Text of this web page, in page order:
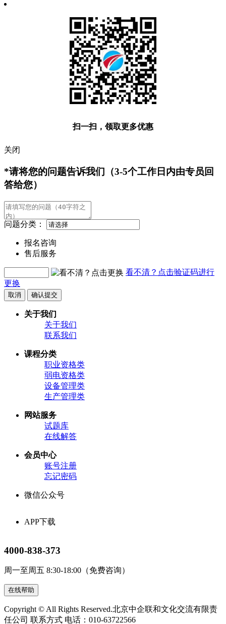
扫一扫，领取更多优惠
关闭
*请将您的问题告诉我们（3-5个工作日内由专员回
答给您）
问题分类：
报名咨询
售后服务
看不清？点击验证码进行
更换
取消 确认提交
关于我们
关于我们
联系我们
课程分类
职业资格类
弱电资格类
设备管理类
生产管理类
网站服务
试题库
在线解答
会员中心
账号注册
忘记密码
微信公众号
APP下载
4000-838-373
周一至周五 8:30-18:00（免费咨询）
在线帮助
Copyright © All Rights Reserved.北京中企联和文化交流有限责
任公司 联系方式 电话：010-63722566